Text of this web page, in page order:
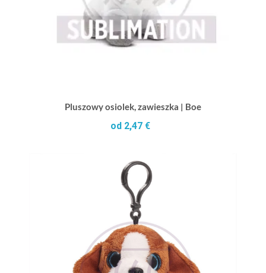
Pluszowy osiolek, zawieszka | Boe
od 2,47 €